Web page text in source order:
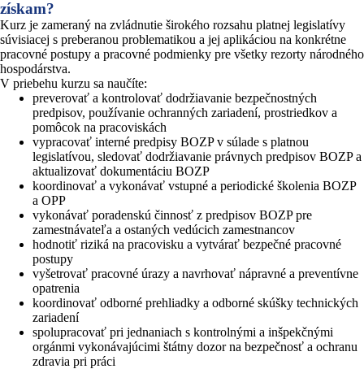
získam?
Kurz je zameraný na zvládnutie širokého rozsahu platnej legislatívy
súvisiacej s preberanou problematikou a jej aplikáciou na konkrétne
pracovné postupy a pracovné podmienky pre všetky rezorty národného
hospodárstva.
V priebehu kurzu sa naučíte:
preverovať a kontrolovať dodržiavanie bezpečnostných
predpisov, používanie ochranných zariadení, prostriedkov a
pomôcok na pracoviskách
vypracovať interné predpisy BOZP v súlade s platnou
legislatívou, sledovať dodržiavanie právnych predpisov BOZP a
aktualizovať dokumentáciu BOZP
koordinovať a vykonávať vstupné a periodické školenia BOZP
a OPP
vykonávať poradenskú činnosť z predpisov BOZP pre
zamestnávateľa a ostaných vedúcich zamestnancov
hodnotiť riziká na pracovisku a vytvárať bezpečné pracovné
postupy
vyšetrovať pracovné úrazy a navrhovať nápravné a preventívne
opatrenia
koordinovať odborné prehliadky a odborné skúšky technických
zariadení
spolupracovať pri jednaniach s kontrolnými a inšpekčnými
orgánmi vykonávajúcimi štátny dozor na bezpečnosť a ochranu
zdravia pri práci